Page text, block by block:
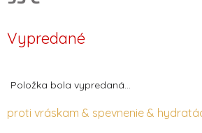
cena:
Vypredané
Položka bola vypredaná…
proti vráskam & spevnenie &